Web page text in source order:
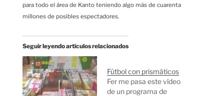
para todo el área de Kanto teniendo algo más de cuarenta
millones de posibles espectadores.
Seguir leyendo artículos relacionados
Fútbol con prismáticos
Fer me pasa este vídeo
de un programa de